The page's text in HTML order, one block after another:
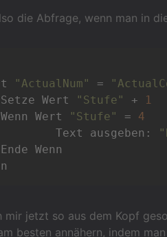
die Abfrage, wenn man in
"ActualNum" =
	Setze Wert
"Stufe" + 1
	Wenn Wert
"Stufe" = 4
		Text ausgeben:
mir jetzt so aus dem Kopf
besten annähern, indem